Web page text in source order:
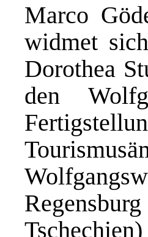
Marco
widmet
Dorothea
den